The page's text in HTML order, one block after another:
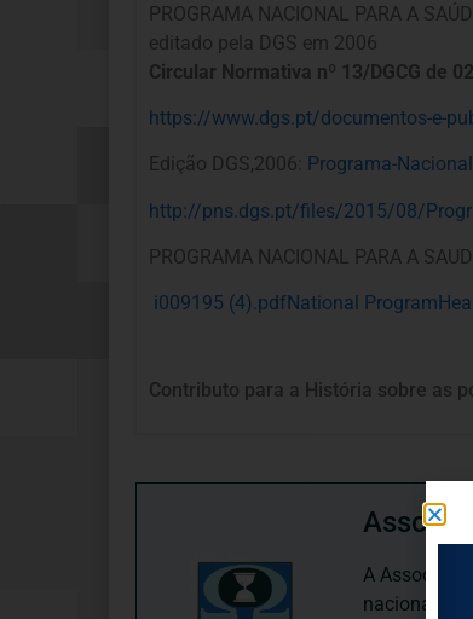
PROGRAMA NACIONAL PARA A
editado pela DGS em 2006
Circular Normativa nº 13/DGCG de
https://www.dgs.pt/documentos-e-
Edição DGS,2006: Programa-
http://pns.dgs.pt/files/2015/08/
PROGRAMA NACIONAL PARA A
i009195 (4).pdfNational
Contributo para a História sobre as
A
nacional,